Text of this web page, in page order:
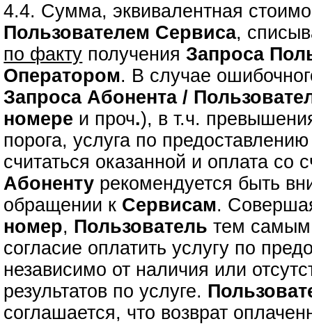
4.4. Сумма, эквивалентная
Пользователем Сервиса,
по факту полученияЗапроса
Оператором. В случае
Запроса Абонента /
номере и проч.), в т.ч.
порога, услуга по
считаться оказанной и оплата со
Абоненту рекомендуется быть
обращении к Сервисам.
номер, Пользователь тем самым
согласие оплатить услугу по
независимо от наличия или
результатов по услуге.
соглашается, что возврат